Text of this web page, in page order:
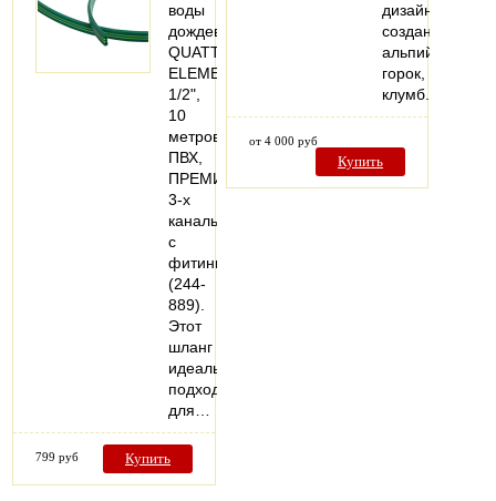
воды
дождеватель
QUATTRO
ELEMENTI
1/2",
10
метров,
ПВХ,
ПРЕМИУМ,
3-х
канальный,
с
фитингами
(244-
889).
Этот
шланг
идеально
подходит
для…
799 руб Купить
дизайна,
создания
альпийских
горок,
клумб.
от 4 000 руб
Купить